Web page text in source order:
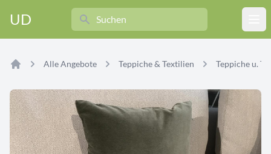
UD
Search
Alle Angebote Teppiche & Textilien Teppiche u.